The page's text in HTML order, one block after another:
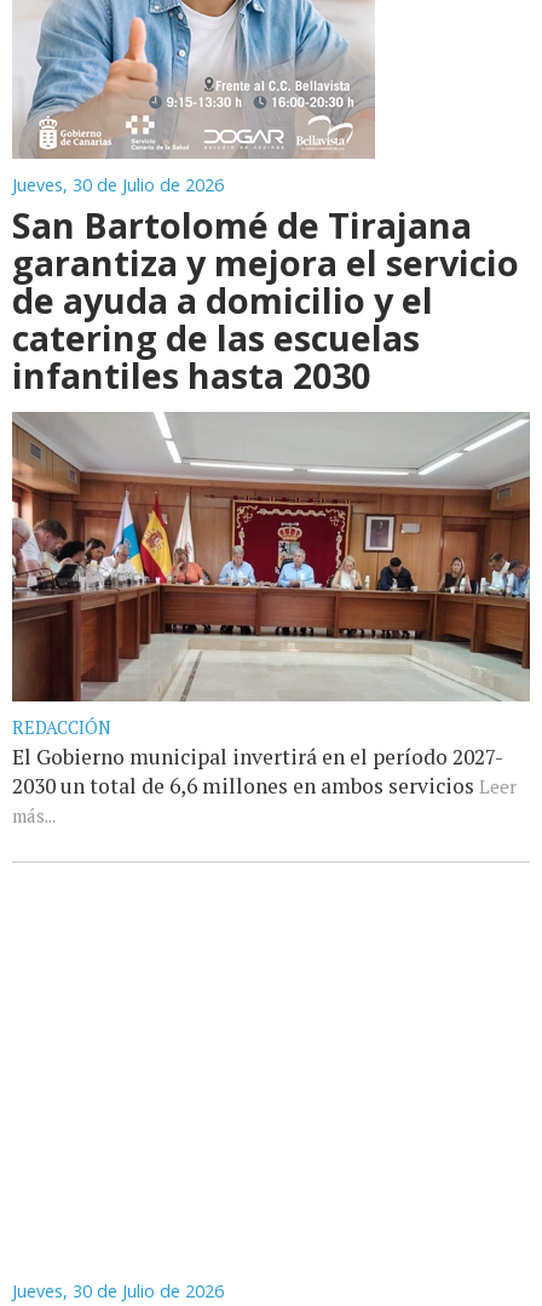
Jueves, 30 de Julio de 2026
San Bartolomé de Tirajana
garantiza y mejora el servicio
de ayuda a domicilio y el
catering de las escuelas
infantiles hasta 2030
REDACCIÓN
El Gobierno municipal invertirá en el período 2027-
2030 un total de 6,6 millones en ambos servicios Leer
más...
Jueves, 30 de Julio de 2026